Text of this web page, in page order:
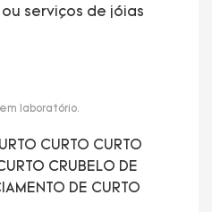
serviços de jóias
laboratório.